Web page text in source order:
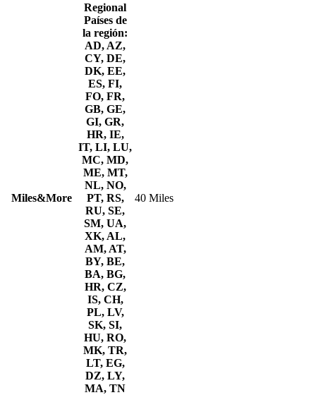
Miles&More
Regional
Países de
la región:
AD, AZ,
CY, DE,
DK, EE,
ES, FI,
FO, FR,
GB, GE,
GI, GR,
HR, IE,
IT, LI, LU,
MC, MD,
ME, MT,
NL, NO,
PT, RS,
RU, SE,
SM, UA,
XK, AL,
AM, AT,
BY, BE,
BA, BG,
HR, CZ,
IS, CH,
PL, LV,
SK, SI,
HU, RO,
MK, TR,
LT, EG,
DZ, LY,
MA, TN
40 Miles